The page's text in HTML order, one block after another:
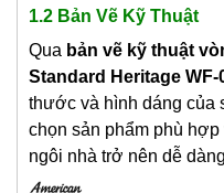
1.2 Bản Vẽ Kỹ Thuật
Qua bản vẽ kỹ thuật
Standard Heritage WF-
thước và hình dáng của
chọn sản phẩm phù
ngôi nhà trở nên dễ